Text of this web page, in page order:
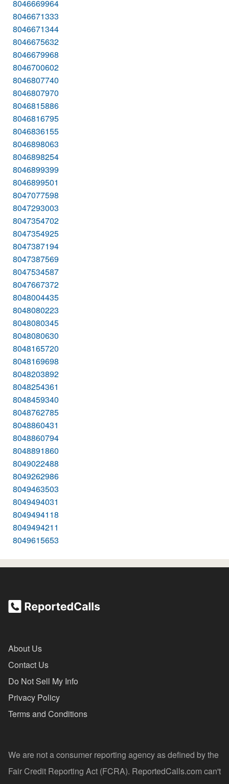
8046669964
8046671333
8046671344
8046675632
8046679968
8046700602
8046807740
8046807970
8046815886
8046816795
8046836155
8046898063
8046898254
8046899399
8046899501
8047077598
8047293003
8047354702
8047354925
8047387194
8047387569
8047534587
8047667372
8048004435
8048080223
8048080345
8048080630
8048165720
8048169698
8048203892
8048254361
8048459340
8048762785
8048860431
8048860794
8048891860
8049022488
8049262986
8049463503
8049494031
8049494118
8049494211
8049615653
About Us
Contact Us
Do Not Sell My Info
Privacy Policy
Terms and Conditions
We are not a consumer reporting agency as defined by the
Fair Credit Reporting Act (FCRA). ReportedCalls.com can't